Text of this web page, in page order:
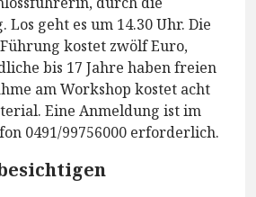
Los geht es um 14.30 Uhr. Die
kostet zwölf Euro,
bis 17 Jahre haben freien
am Workshop kostet acht
Eine Anmeldung ist im
0491/99756000 erforderlich.